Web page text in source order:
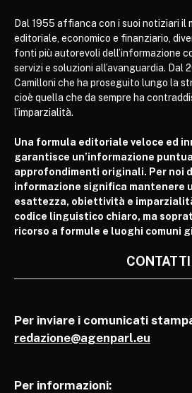
Dal 1955 affianca con i suoi notiziari il
editoriale, economico e finanziario,
fonti più autorevoli dell’informazione
servizi e soluzioni all’avanguardia. Dal
Camilloni che ha proseguito lungo la
cioè quella che da sempre ha
l’imparzialità.
Una formula editoriale veloce ed
garantisce un’informazione
approfondimenti originali. Per noi
informazione significa mantenere
esattezza, obiettività e
codice linguistico chiaro, ma
ricorso a formule e luoghi comuni
CONTATTI
Per inviare i comunicati
redazione@agenparl.eu
Per informazioni: